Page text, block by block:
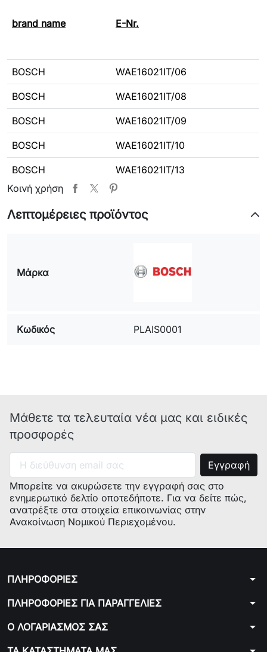
brand name E-Nr.
BOSCH WAE16021IT/06
BOSCH WAE16021IT/08
BOSCH WAE16021IT/09
BOSCH WAE16021IT/10
BOSCH WAE16021IT/13
BOSCH WAE16021IT/15
BOSCH WAE16061ID/09
BOSCH WAE16061SG/19
BOSCH WAE20021IT/08
BOSCH
BOSCH WAE20021IT/10
BOSCH WAE20021IT/15
BOSCH WAE20062EP/06
BOSCH
BOSCH
Κοινή χρήση
Λεπτομέρειες προϊόντος
Μάρκα
Κωδικός PLAIS0001
Μάθετε τα τελευταία νέα μας και ειδικές
προσφορές
Μπορείτε να ακυρώσετε την εγγραφή σας στο
ενημερωτικό δελτίο οποτεδήποτε. Για να δείτε πώς,
ανατρέξτε στα στοιχεία επικοινωνίας στην
Ανακοίνωση Νομικού Περιεχομένου.
ΠΛΗΡΟΦΟΡΙΕΣ arrow_drop_down
ΠΛΗΡΟΦΟΡΙΕΣ ΓΙΑ ΠΑΡΑΓΓΕΛΙΕΣ arrow_drop_down
Ο ΛΟΓΑΡΙΑΣΜΟΣ ΣΑΣ arrow_drop_down